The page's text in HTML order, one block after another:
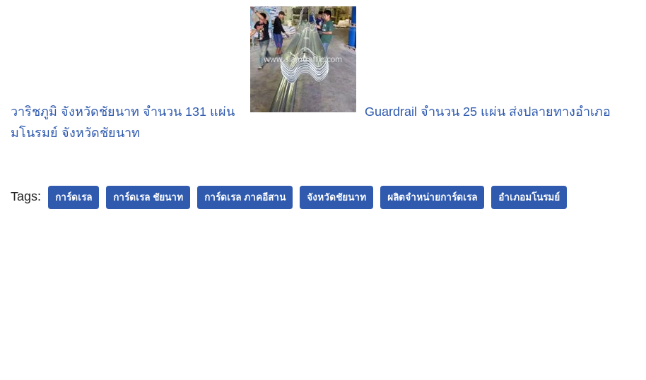
วาริชภูมิ จังหวัดชัยนาท จำนวน 131 แผ่น
Guardrail จำนวน 25 แผ่น ส่งปลายทางอำเภอ
มโนรมย์ จังหวัดชัยนาท
Tags: การ์ดเรล การ์ดเรล ชัยนาท การ์ดเรล ภาคอีสาน จังหวัดชัยนาท ผลิตจำหน่ายการ์ดเรล อำเภอมโนรมย์